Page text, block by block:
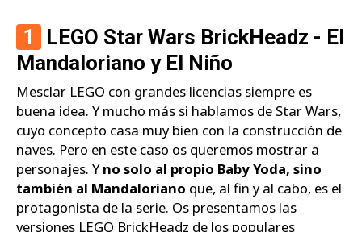
1
LEGO Star Wars BrickHeadz - El
Mandaloriano y El Niño
Mesclar LEGO con grandes licencias siempre es
buena idea. Y mucho más si hablamos de Star Wars,
cuyo concepto casa muy bien con la construcción de
naves. Pero en este caso os queremos mostrar a
personajes. Yno solo al propio Baby Yoda, sino
también al Mandaloriano que, al fin y al cabo, es el
protagonista de la serie. Os presentamos las
versiones LEGO BrickHeadz de los populares